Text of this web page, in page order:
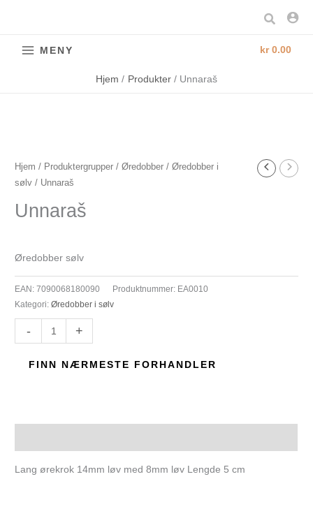
Søk
MENY kr0.00
Hjem Produkter Unnaraš
Hjem / Produktergrupper /Øredobber /Øredobber i
sølv / Unnaraš
Unnaraš
Øredobber sølv
EAN:7090068180090 Produktnummer: EA0010
Kategori:Øredobber i sølv
-
Unnaraš
antall
+
FINN NÆRMESTE FORHANDLER
Lang ørekrok 14mm løv med 8mm løv Lengde 5 cm